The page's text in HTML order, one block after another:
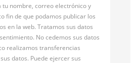
nombre, correo electrónico y
fin de que podamos publicar los
en la web. Tratamos sus datos
No cedemos sus datos
realizamos transferencias
datos. Puede ejercer sus